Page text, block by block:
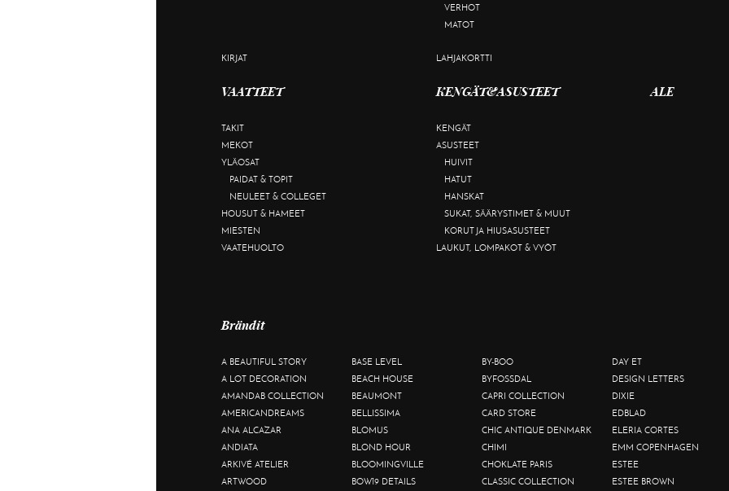
VERHOT
MATOT
KIRJAT LAHJAKORTTI
VAATTEET
TAKIT
MEKOT
YLÄOSAT
PAIDAT & TOPIT
NEULEET & COLLEGET
HOUSUT & HAMEET
MIESTEN
VAATEHUOLTO
KENGÄT&ASUSTEET
KENGÄT
ASUSTEET
HUIVIT
HATUT
HANSKAT
SUKAT, SÄÄRYSTIMET & MUUT
KORUT JA HIUSASUSTEET
LAUKUT, LOMPAKOT & VYÖT
ALE
Brändit
A BEAUTIFUL STORY
A LOT DECORATION
AMANDAB COLLECTION
AMERICANDREAMS
ANA ALCAZAR
ANDIATA
ARKIVÉ ATELIER
ARTWOOD
BASE LEVEL
BEACH HOUSE
BEAUMONT
BELLISSIMA
BLOMUS
BLOND HOUR
BLOOMINGVILLE
BOW19 DETAILS
BY-BOO
BYFOSSDAL
CAPRI COLLECTION
CARD STORE
CHIC ANTIQUE DENMARK
CHIMI
CHOKLATE PARIS
CLASSIC COLLECTION
DAY ET
DESIGN LETTERS
DIXIE
EDBLAD
ELERIA CORTES
EMM COPENHAGEN
ESTEE
ESTEE BROWN